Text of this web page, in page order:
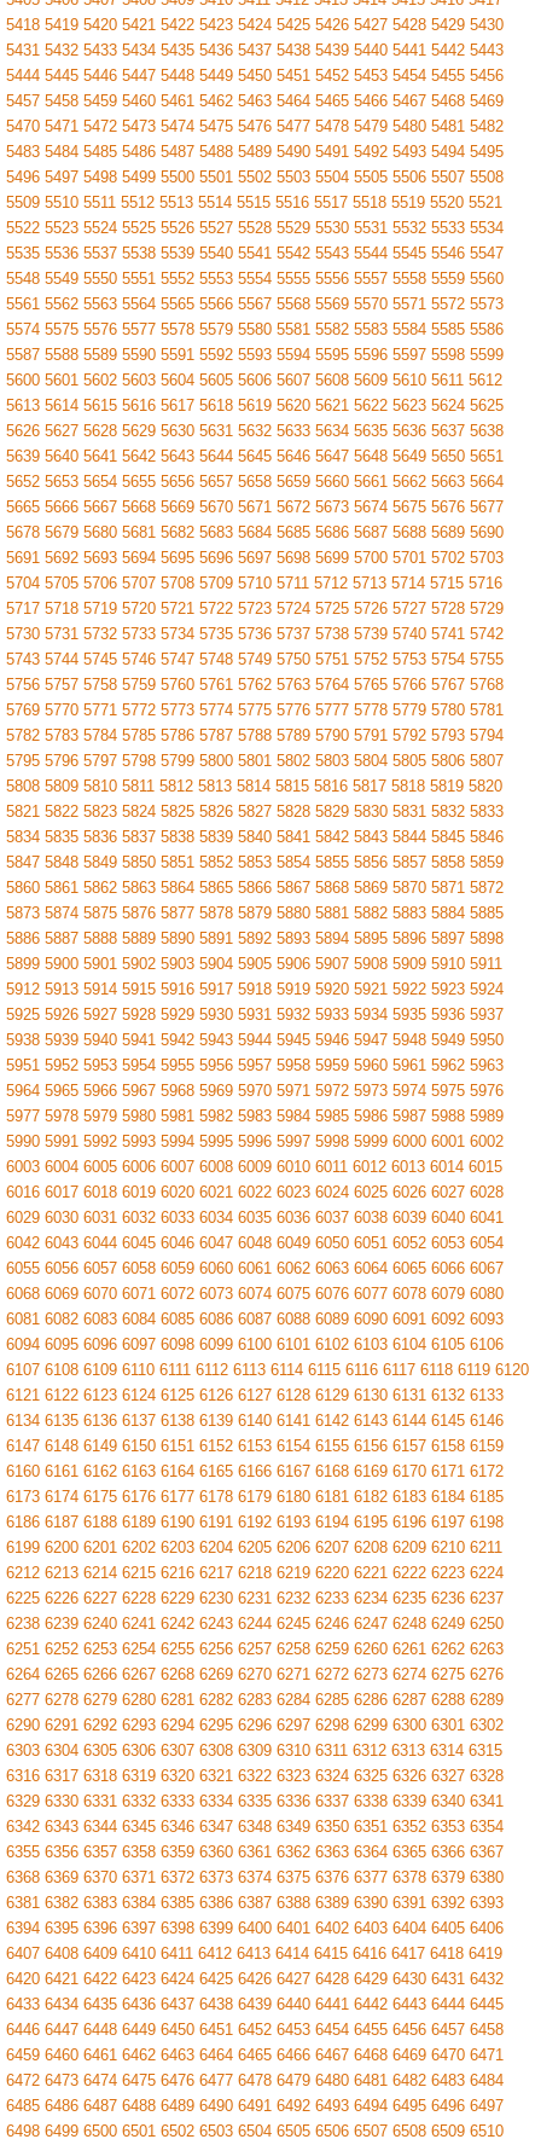
5418 5419 5420 5421 5422 5423 5424 5425 5426 5427 5428 5429 5430
5431 5432 5433 5434 5435 5436 5437 5438 5439 5440 5441 5442 5443
5444 5445 5446 5447 5448 5449 5450 5451 5452 5453 5454 5455 5456
5457 5458 5459 5460 5461 5462 5463 5464 5465 5466 5467 5468 5469
5470 5471 5472 5473 5474 5475 5476 5477 5478 5479 5480 5481 5482
5483 5484 5485 5486 5487 5488 5489 5490 5491 5492 5493 5494 5495
5496 5497 5498 5499 5500 5501 5502 5503 5504 5505 5506 5507 5508
5509 5510 5511 5512 5513 5514 5515 5516 5517 5518 5519 5520 5521
5522 5523 5524 5525 5526 5527 5528 5529 5530 5531 5532 5533 5534
5535 5536 5537 5538 5539 5540 5541 5542 5543 5544 5545 5546 5547
5548 5549 5550 5551 5552 5553 5554 5555 5556 5557 5558 5559 5560
5561 5562 5563 5564 5565 5566 5567 5568 5569 5570 5571 5572 5573
5574 5575 5576 5577 5578 5579 5580 5581 5582 5583 5584 5585 5586
5587 5588 5589 5590 5591 5592 5593 5594 5595 5596 5597 5598 5599
5600 5601 5602 5603 5604 5605 5606 5607 5608 5609 5610 5611 5612
5613 5614 5615 5616 5617 5618 5619 5620 5621 5622 5623 5624 5625
5626 5627 5628 5629 5630 5631 5632 5633 5634 5635 5636 5637 5638
5639 5640 5641 5642 5643 5644 5645 5646 5647 5648 5649 5650 5651
5652 5653 5654 5655 5656 5657 5658 5659 5660 5661 5662 5663 5664
5665 5666 5667 5668 5669 5670 5671 5672 5673 5674 5675 5676 5677
5678 5679 5680 5681 5682 5683 5684 5685 5686 5687 5688 5689 5690
5691 5692 5693 5694 5695 5696 5697 5698 5699 5700 5701 5702 5703
5704 5705 5706 5707 5708 5709 5710 5711 5712 5713 5714 5715 5716
5717 5718 5719 5720 5721 5722 5723 5724 5725 5726 5727 5728 5729
5730 5731 5732 5733 5734 5735 5736 5737 5738 5739 5740 5741 5742
5743 5744 5745 5746 5747 5748 5749 5750 5751 5752 5753 5754 5755
5756 5757 5758 5759 5760 5761 5762 5763 5764 5765 5766 5767 5768
5769 5770 5771 5772 5773 5774 5775 5776 5777 5778 5779 5780 5781
5782 5783 5784 5785 5786 5787 5788 5789 5790 5791 5792 5793 5794
5795 5796 5797 5798 5799 5800 5801 5802 5803 5804 5805 5806 5807
5808 5809 5810 5811 5812 5813 5814 5815 5816 5817 5818 5819 5820
5821 5822 5823 5824 5825 5826 5827 5828 5829 5830 5831 5832 5833
5834 5835 5836 5837 5838 5839 5840 5841 5842 5843 5844 5845 5846
5847 5848 5849 5850 5851 5852 5853 5854 5855 5856 5857 5858 5859
5860 5861 5862 5863 5864 5865 5866 5867 5868 5869 5870 5871 5872
5873 5874 5875 5876 5877 5878 5879 5880 5881 5882 5883 5884 5885
5886 5887 5888 5889 5890 5891 5892 5893 5894 5895 5896 5897 5898
5899 5900 5901 5902 5903 5904 5905 5906 5907 5908 5909 5910 5911
5912 5913 5914 5915 5916 5917 5918 5919 5920 5921 5922 5923 5924
5925 5926 5927 5928 5929 5930 5931 5932 5933 5934 5935 5936 5937
5938 5939 5940 5941 5942 5943 5944 5945 5946 5947 5948 5949 5950
5951 5952 5953 5954 5955 5956 5957 5958 5959 5960 5961 5962 5963
5964 5965 5966 5967 5968 5969 5970 5971 5972 5973 5974 5975 5976
5977 5978 5979 5980 5981 5982 5983 5984 5985 5986 5987 5988 5989
5990 5991 5992 5993 5994 5995 5996 5997 5998 5999 6000 6001 6002
6003 6004 6005 6006 6007 6008 6009 6010 6011 6012 6013 6014 6015
6016 6017 6018 6019 6020 6021 6022 6023 6024 6025 6026 6027 6028
6029 6030 6031 6032 6033 6034 6035 6036 6037 6038 6039 6040 6041
6042 6043 6044 6045 6046 6047 6048 6049 6050 6051 6052 6053 6054
6055 6056 6057 6058 6059 6060 6061 6062 6063 6064 6065 6066 6067
6068 6069 6070 6071 6072 6073 6074 6075 6076 6077 6078 6079 6080
6081 6082 6083 6084 6085 6086 6087 6088 6089 6090 6091 6092 6093
6094 6095 6096 6097 6098 6099 6100 6101 6102 6103 6104 6105 6106
6107 6108 6109 6110 6111 6112 6113 6114 6115 6116 6117 6118 6119 6120
6121 6122 6123 6124 6125 6126 6127 6128 6129 6130 6131 6132 6133
6134 6135 6136 6137 6138 6139 6140 6141 6142 6143 6144 6145 6146
6147 6148 6149 6150 6151 6152 6153 6154 6155 6156 6157 6158 6159
6160 6161 6162 6163 6164 6165 6166 6167 6168 6169 6170 6171 6172
6173 6174 6175 6176 6177 6178 6179 6180 6181 6182 6183 6184 6185
6186 6187 6188 6189 6190 6191 6192 6193 6194 6195 6196 6197 6198
6199 6200 6201 6202 6203 6204 6205 6206 6207 6208 6209 6210 6211
6212 6213 6214 6215 6216 6217 6218 6219 6220 6221 6222 6223 6224
6225 6226 6227 6228 6229 6230 6231 6232 6233 6234 6235 6236 6237
6238 6239 6240 6241 6242 6243 6244 6245 6246 6247 6248 6249 6250
6251 6252 6253 6254 6255 6256 6257 6258 6259 6260 6261 6262 6263
6264 6265 6266 6267 6268 6269 6270 6271 6272 6273 6274 6275 6276
6277 6278 6279 6280 6281 6282 6283 6284 6285 6286 6287 6288 6289
6290 6291 6292 6293 6294 6295 6296 6297 6298 6299 6300 6301 6302
6303 6304 6305 6306 6307 6308 6309 6310 6311 6312 6313 6314 6315
6316 6317 6318 6319 6320 6321 6322 6323 6324 6325 6326 6327 6328
6329 6330 6331 6332 6333 6334 6335 6336 6337 6338 6339 6340 6341
6342 6343 6344 6345 6346 6347 6348 6349 6350 6351 6352 6353 6354
6355 6356 6357 6358 6359 6360 6361 6362 6363 6364 6365 6366 6367
6368 6369 6370 6371 6372 6373 6374 6375 6376 6377 6378 6379 6380
6381 6382 6383 6384 6385 6386 6387 6388 6389 6390 6391 6392 6393
6394 6395 6396 6397 6398 6399 6400 6401 6402 6403 6404 6405 6406
6407 6408 6409 6410 6411 6412 6413 6414 6415 6416 6417 6418 6419
6420 6421 6422 6423 6424 6425 6426 6427 6428 6429 6430 6431 6432
6433 6434 6435 6436 6437 6438 6439 6440 6441 6442 6443 6444 6445
6446 6447 6448 6449 6450 6451 6452 6453 6454 6455 6456 6457 6458
6459 6460 6461 6462 6463 6464 6465 6466 6467 6468 6469 6470 6471
6472 6473 6474 6475 6476 6477 6478 6479 6480 6481 6482 6483 6484
6485 6486 6487 6488 6489 6490 6491 6492 6493 6494 6495 6496 6497
6498 6499 6500 6501 6502 6503 6504 6505 6506 6507 6508 6509 6510